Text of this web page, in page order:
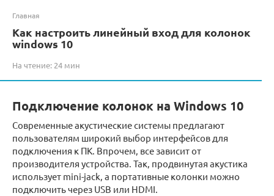
Главная
Как настроить линейный вход для колонок
windows 10
На чтение: 24 мин
Подключение колонок на Windows 10
Современные акустические системы предлагают
пользователям широкий выбор интерфейсов для
подключения к ПК. Впрочем, все зависит от
производителя устройства. Так, продвинутая акустика
использует mini-jack, а портативные колонки можно
подключить через USB или HDMI.